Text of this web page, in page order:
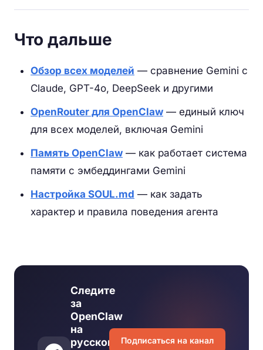
Что дальше
Обзор всех моделей — сравнение Gemini с
Claude, GPT-4o, DeepSeek и другими
OpenRouter для OpenClaw — единый ключ
для всех моделей, включая Gemini
Память OpenClaw — как работает система
памяти с эмбеддингами Gemini
Настройка SOUL.md — как задать
характер и правила поведения агента
Следите
за
OpenClaw
на
русском
Подписаться на канал